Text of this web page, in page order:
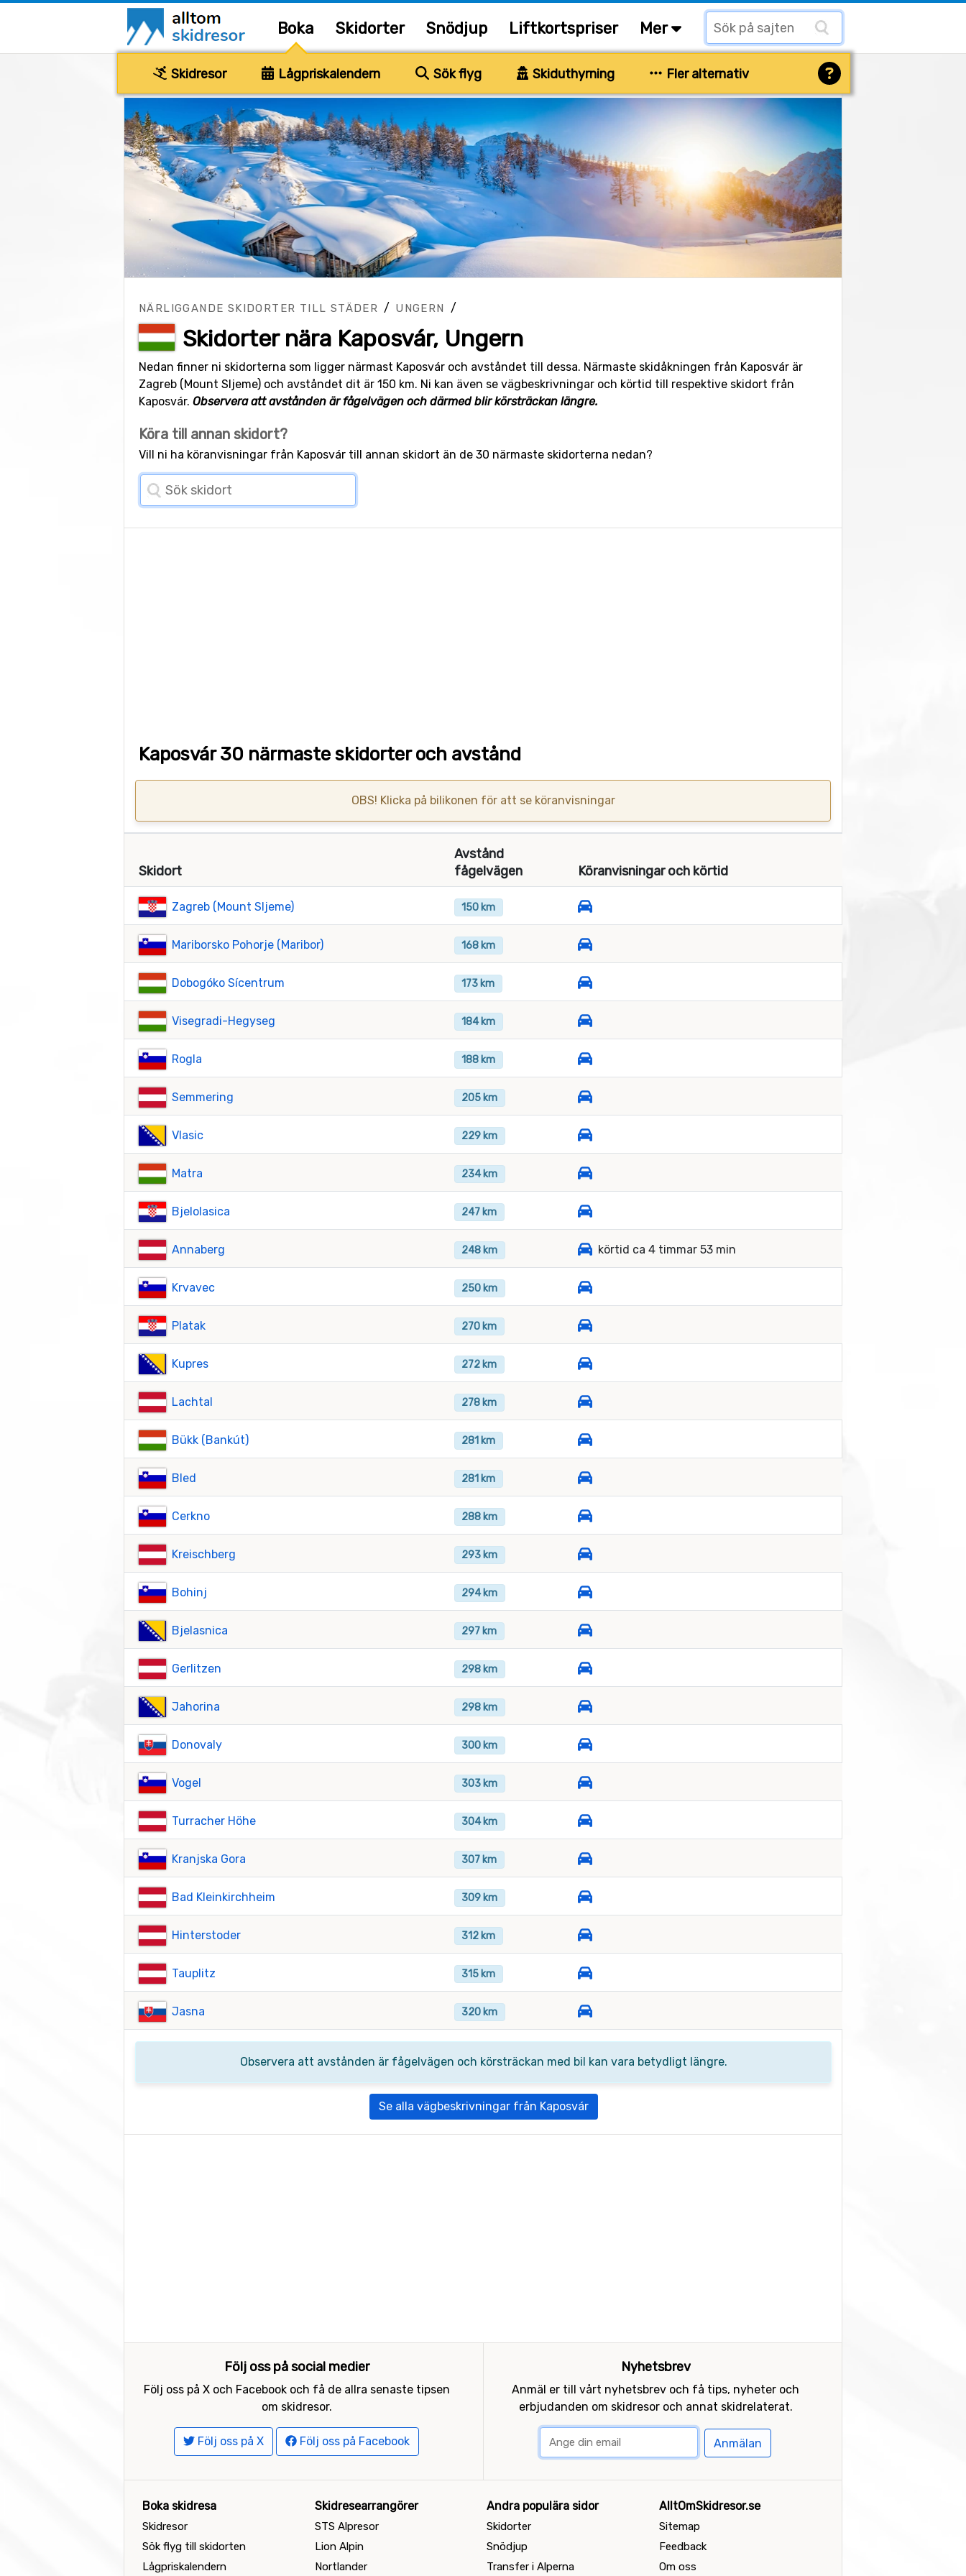
Boka Skidorter Snödjup Liftkortspriser Mer
Skidresor Lågpriskalendern Sök flyg Skiduthyrning Fler alternativ
NÄRLIGGANDE SKIDORTER TILL STÄDER / UNGERN /
Skidorter nära Kaposvár, Ungern
Nedan finner ni skidorterna som ligger närmast Kaposvár och avståndet till dessa. Närmaste skidåkningen från Kaposvár är
Zagreb (Mount Sljeme) och avståndet dit är 150 km. Ni kan även se vägbeskrivningar och körtid till respektive skidort från
Kaposvár. Observera att avstånden är fågelvägen och därmed blir körsträckan längre.
Köra till annan skidort?
Vill ni ha köranvisningar från Kaposvár till annan skidort än de 30 närmaste skidorterna nedan?
Kaposvár 30 närmaste skidorter och avstånd
OBS! Klicka på bilikonen för att se köranvisningar
Skidort
Avstånd
fågelvägen
Köranvisningar och körtid
Zagreb (Mount Sljeme) 150 km
Mariborsko Pohorje (Maribor) 168 km
Dobogóko Sícentrum 173 km
Visegradi-Hegyseg 184 km
Rogla 188 km
Semmering 205 km
Vlasic 229 km
Matra 234 km
Bjelolasica 247 km
Annaberg 248 km körtid ca 4 timmar 53 min
Krvavec 250 km
Platak 270 km
Kupres 272 km
Lachtal 278 km
Bükk (Bankút) 281 km
Bled 281 km
Cerkno 288 km
Kreischberg 293 km
Bohinj 294 km
Bjelasnica 297 km
Gerlitzen 298 km
Jahorina 298 km
Donovaly 300 km
Vogel 303 km
Turracher Höhe 304 km
Kranjska Gora 307 km
Bad Kleinkirchheim 309 km
Hinterstoder 312 km
Tauplitz 315 km
Jasna 320 km
Observera att avstånden är fågelvägen och körsträckan med bil kan vara betydligt längre.
Se alla vägbeskrivningar från Kaposvár
Följ oss på social medier
Följ oss på X och Facebook och få de allra senaste tipsen
om skidresor.
Följ oss på X Följ oss på Facebook
Nyhetsbrev
Anmäl er till vårt nyhetsbrev och få tips, nyheter och
erbjudanden om skidresor och annat skidrelaterat.
Anmälan
Boka skidresa
Skidresor
Sök flyg till skidorten
Lågpriskalendern
Skidresearrangörer
STS Alpresor
Lion Alpin
Nortlander
Andra populära sidor
Skidorter
Snödjup
Transfer i Alperna
AlltOmSkidresor.se
Sitemap
Feedback
Om oss